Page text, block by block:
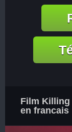
Film
en francais